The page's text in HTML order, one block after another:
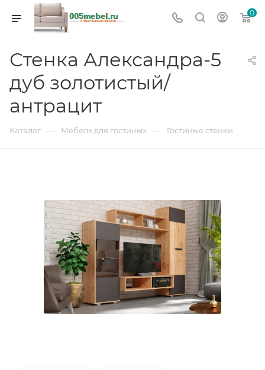
0
Стенка Александра-5
дуб золотистый/
антрацит
Каталог — Мебель для гостиных — Гостиные стенки